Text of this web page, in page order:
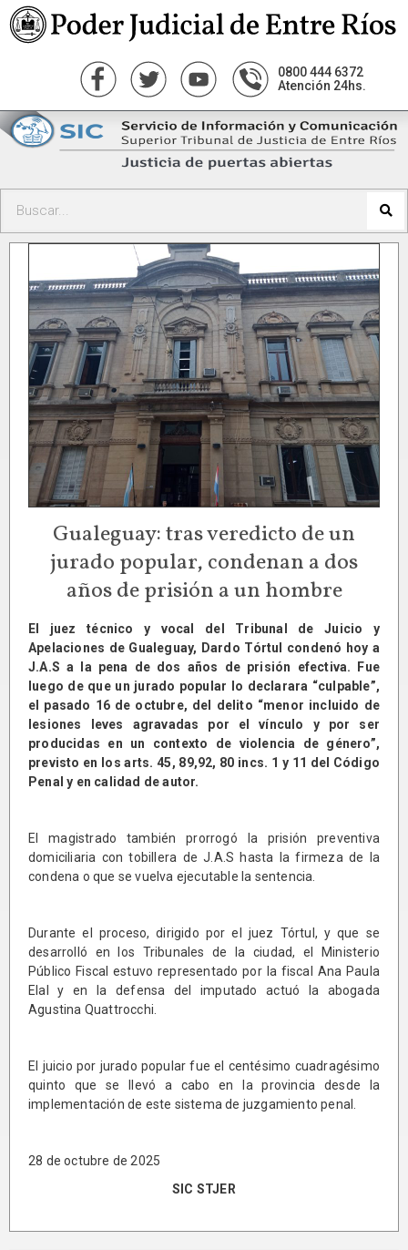
0800 444 6372
Atención 24hs.
Gualeguay: tras veredicto de un
jurado popular, condenan a dos
años de prisión a un hombre
El juez técnico y vocal del Tribunal de Juicio y
Apelaciones de Gualeguay, Dardo Tórtul condenó hoy a
J.A.S a la pena de dos años de prisión efectiva. Fue
luego de que un jurado popular lo declarara “culpable”,
el pasado 16 de octubre, del delito “menor incluido de
lesiones leves agravadas por el vínculo y por ser
producidas en un contexto de violencia de género”,
previsto en los arts. 45, 89,92, 80 incs. 1 y 11 del Código
Penal y en calidad de autor.
El magistrado también prorrogó la prisión preventiva
domiciliaria con tobillera de J.A.S hasta la firmeza de la
condena o que se vuelva ejecutable la sentencia.
Durante el proceso, dirigido por el juez Tórtul, y que se
desarrolló en los Tribunales de la ciudad, el Ministerio
Público Fiscal estuvo representado por la fiscal Ana Paula
Elal y en la defensa del imputado actuó la abogada
Agustina Quattrocchi.
El juicio por jurado popular fue el centésimo cuadragésimo
quinto que se llevó a cabo en la provincia desde la
implementación de este sistema de juzgamiento penal.
28 de octubre de 2025
SIC STJER